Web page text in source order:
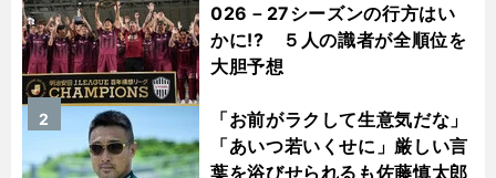
026－27シーズンの行方はい
かに!? ５人の識者が全順位を
大胆予想
「お前がラクして生意気だな」
「あいつ若いくせに」厳しい言
葉を浴びせられるも佐藤慎太郎
2